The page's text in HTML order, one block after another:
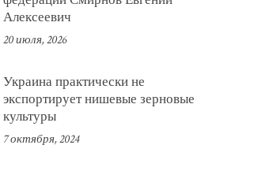
Алексеевич
20 июля, 2026
Украина практически не
экспортирует нишевые зерновые
культуры
7 октября, 2024